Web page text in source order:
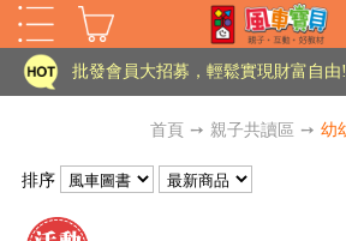
批發會員大招募，輕鬆實現財富自由!
老師您好!!幼教會員火熱招募中~
首頁 ➙ 親子共讀區 ➙ 幼
排序